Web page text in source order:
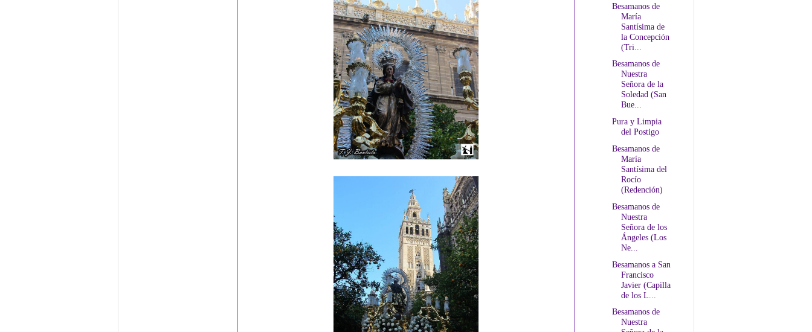
Besamanos de
María
Santísima de
la Concepción
(Tri...
Besamanos de
Nuestra
Señora de la
Soledad (San
Bue...
Pura y Limpia
del Postigo
Besamanos de
María
Santísima del
Rocío
(Redención)
Besamanos de
Nuestra
Señora de los
Ángeles (Los
Ne...
Besamanos a San
Francisco
Javier (Capilla
de los L...
Besamanos de
Nuestra